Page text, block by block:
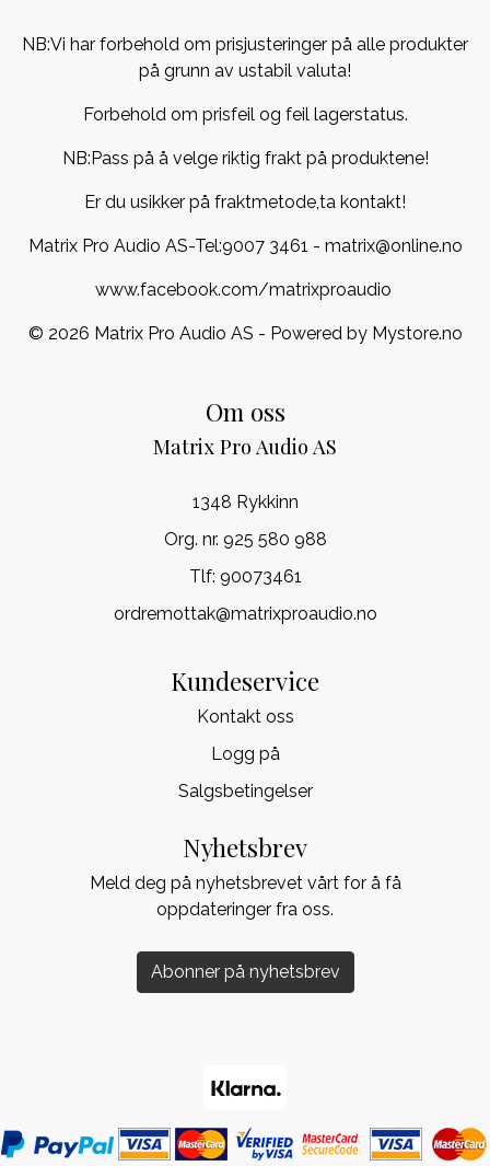
NB:Vi har forbehold om prisjusteringer på alle produkter
på grunn av ustabil valuta!
Forbehold om prisfeil og feil lagerstatus.
NB:Pass på å velge riktig frakt på produktene!
Er du usikker på fraktmetode,ta kontakt!
Matrix Pro Audio AS-Tel:9007 3461 - matrix@online.no
www.facebook.com/matrixproaudio
© 2026 Matrix Pro Audio AS - Powered by Mystore.no
Om oss
Matrix Pro Audio AS
1348 Rykkinn
Org. nr. 925 580 988
Tlf: 90073461
ordremottak@matrixproaudio.no
Kundeservice
Kontakt oss
Logg på
Salgsbetingelser
Nyhetsbrev
Meld deg på nyhetsbrevet vårt for å få
oppdateringer fra oss.
Abonner på nyhetsbrev